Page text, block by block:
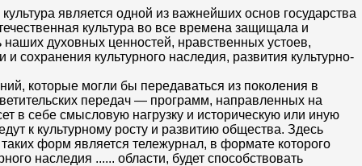
является одной из важнейших основ государства
культура во все времена защищала и
духовных ценностей, нравственных устоев,
культурного наследия, развития культурно-
которые могли бы передаваться из поколения в
передач — программ, направленных на
в себе смысловую нагрузку и историческую или иную
к культурному росту и развитию общества. Здесь
форм является тележурнал, в формате которого
наследия ...... области, будет способствовать